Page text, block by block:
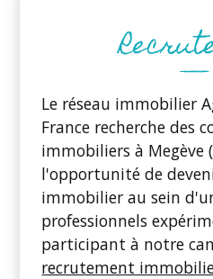
Le réseau immobilier
France recherche des
immobiliers à Megève
l'opportunité de
immobilier au sein
professionnels
participant à notre
recrutement